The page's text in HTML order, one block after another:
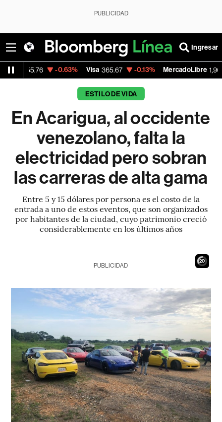
PUBLICIDAD
Ingresar
Visa 365.67 -0.13% MercadoLibre 1,900.47 +1.11%
ESTILO DE VIDA
En Acarigua, al occidente
venezolano, falta la
electricidad pero sobran
las carreras de alta gama
Entre 5 y 15 dólares por persona es el costo de la
entrada a uno de estos eventos, que son organizados
por habitantes de la ciudad, cuyo patrimonio creció
considerablemente en los últimos años
18
PUBLICIDAD